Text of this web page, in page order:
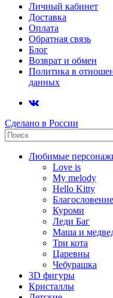
Личный кабинет
Доставка
Оплата
Обратная связь
Блог
Возврат и обмен
Политика в
данных
Сделано в России
Любимые
Love is
My melody
Hello Kitty
Куроми
Леди Баг
Маша и
Три кота
Царевны
Чебурашка
3D фигуры
Кристаллы